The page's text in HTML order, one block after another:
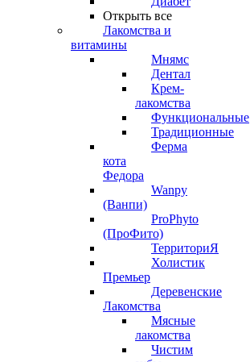
Открыть все
Лакомства и
витамины
Мнямс
Дентал
Крем-
лакомства
Функциональные
Традиционные
Ферма
кота
Федора
Wanpy
(Ванпи)
ProPhyto
(ПроФито)
ТерриториЯ
Холистик
Премьер
Деревенские
Лакомства
Мясные
лакомства
Чистим